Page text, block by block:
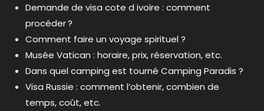
Demande de visa cote d ivoire : comment
procéder ?
Comment faire un voyage spirituel ?
Musée Vatican : horaire, prix, réservation, etc.
Dans quel camping est tourné Camping Paradis ?
Visa Russie : comment l’obtenir, combien de
temps, coût, etc.